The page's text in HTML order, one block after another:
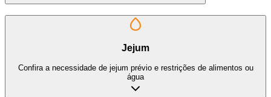
Jejum
Confira a necessidade de jejum prévio e restrições de alimentos ou
água